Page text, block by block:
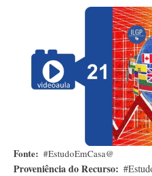
Fonte #EstudoEmCasa@
Proveniência do Recurso